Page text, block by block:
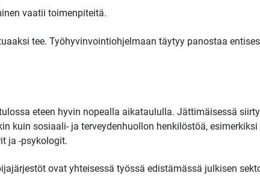
vaatii toimenpiteitä.
tee. Työhyvinvointiohjelmaan täytyy panostaa
eteen hyvin nopealla aikataululla. Jättimäisessä
kuin sosiaali- ja terveydenhuollon henkilöstöä,
ja -psykologit.
ovat yhteisessä työssä edistämässä julkisen